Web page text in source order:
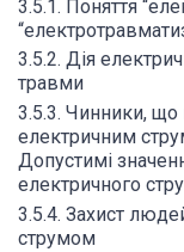
3.5.1. Поняття
3.5.2. Дія
травми
3.5.3. Чинники,
електричним
Допустимі
електричного
3.5.4. Захист
струмом